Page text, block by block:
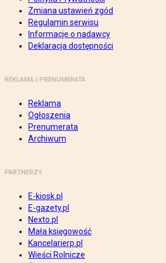
Zmiana ustawień zgód
Regulamin serwisu
Informacje o nadawcy
Deklaracja dostępności
REKLAMA I PRENUMERATA
Reklama
Ogłoszenia
Prenumerata
Archiwum
PARTNERZY
E-kiosk.pl
E-gazety.pl
Nexto.pl
Mała księgowość
Kancelarierp.pl
Wieści Rolnicze